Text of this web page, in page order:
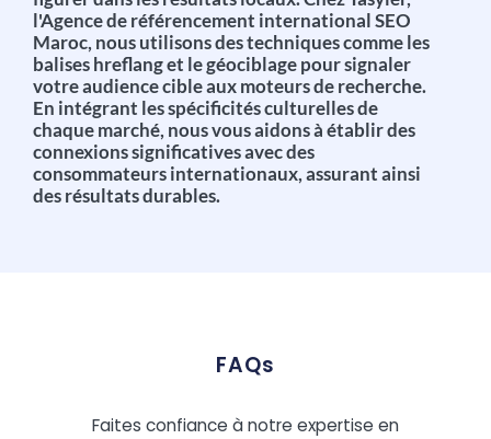
l'Agence de référencement international SEO
Maroc, nous utilisons des techniques comme les
balises hreflang et le géociblage pour signaler
votre audience cible aux moteurs de recherche.
En intégrant les spécificités culturelles de
chaque marché, nous vous aidons à établir des
connexions significatives avec des
consommateurs internationaux, assurant ainsi
des résultats durables.
FAQs
Faites confiance à notre expertise en